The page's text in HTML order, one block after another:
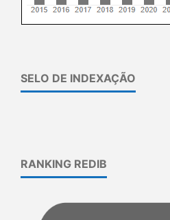
SELO DE INDEXAÇÃO
RANKING REDIB